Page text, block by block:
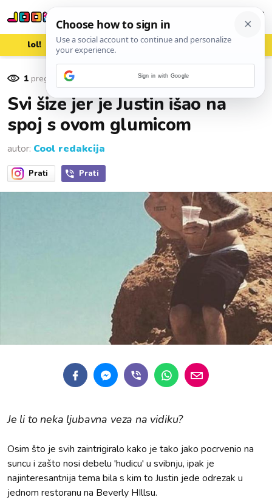
lol! aww vrh! woot?!
1 pregleda
Svi šize jer je Justin išao na
spoj s ovom glumicom
autor: Cool redakcija
Prati Prati
Je li to neka ljubavna veza na vidiku?
Osim što je svih zaintrigiralo kako je tako jako pocrvenio na
suncu i zašto nosi debelu 'hudicu' u svibnju, ipak je
najinteresantnija tema bila s kim to Justin jede odrezak u
jednom restoranu na Beverly HIllsu.
Sign in with Google